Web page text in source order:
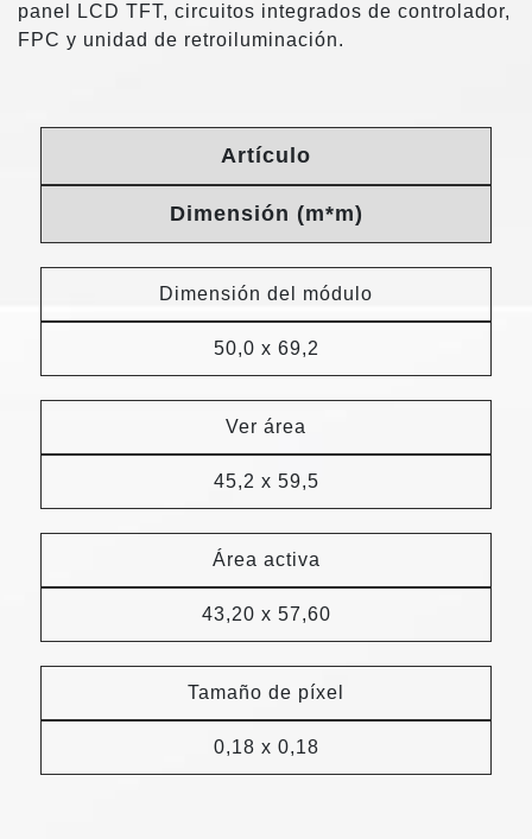
panel LCD TFT, circuitos integrados de controlador,
FPC y unidad de retroiluminación.
Artículo
Dimensión (m*m)
Dimensión del módulo
50,0 x 69,2
Ver área
45,2 x 59,5
Área activa
43,20 x 57,60
Tamaño de píxel
0,18 x 0,18